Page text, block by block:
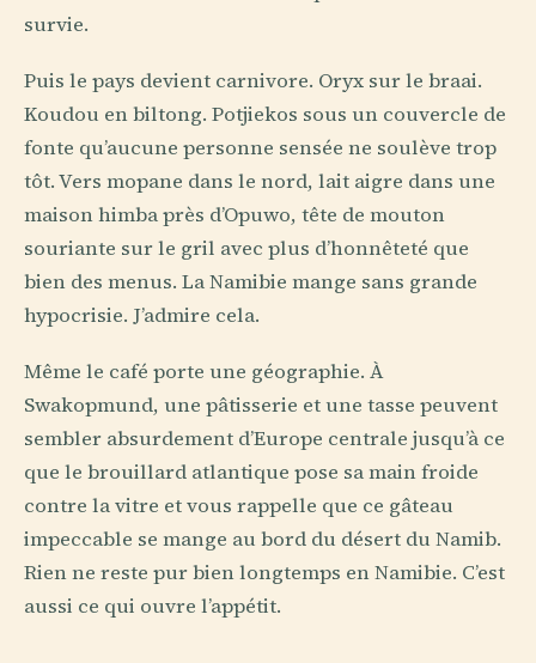
survie.
Puis le pays devient carnivore. Oryx sur le braai.
Koudou en biltong. Potjiekos sous un couvercle de
fonte qu’aucune personne sensée ne soulève trop
tôt. Vers mopane dans le nord, lait aigre dans une
maison himba près d’Opuwo, tête de mouton
souriante sur le gril avec plus d’honnêteté que
bien des menus. La Namibie mange sans grande
hypocrisie. J’admire cela.
Même le café porte une géographie. À
Swakopmund, une pâtisserie et une tasse peuvent
sembler absurdement d’Europe centrale jusqu’à ce
que le brouillard atlantique pose sa main froide
contre la vitre et vous rappelle que ce gâteau
impeccable se mange au bord du désert du Namib.
Rien ne reste pur bien longtemps en Namibie. C’est
aussi ce qui ouvre l’appétit.